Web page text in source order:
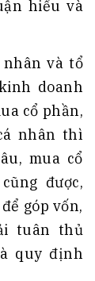
hiểu và
nhân và tổ
doanh
cổ phần,
nhân thì
mua cổ
được,
góp vốn,
tuân thủ
quy định